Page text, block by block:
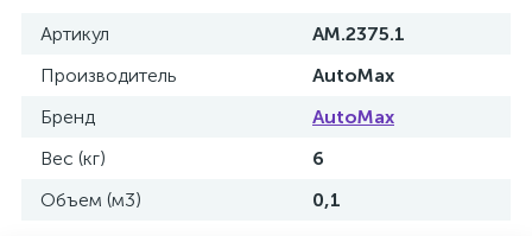
Артикул
AM.2375.1
Производитель
AutoMax
Бренд
AutoMax
Вес (кг)
6
Объем (м3)
0,1